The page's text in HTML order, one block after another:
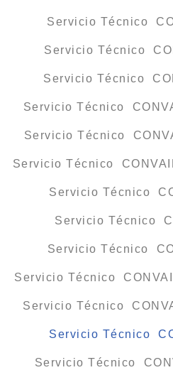
Servicio Técnico
Servicio Técnico
Servicio Técnico
Servicio Técnico
Servicio Técnico
Servicio Técnico
Servicio Técnico
Servicio Técnico
Servicio Técnico
Servicio Técnico
Servicio Técnico
Servicio Técnico
Servicio Técnico